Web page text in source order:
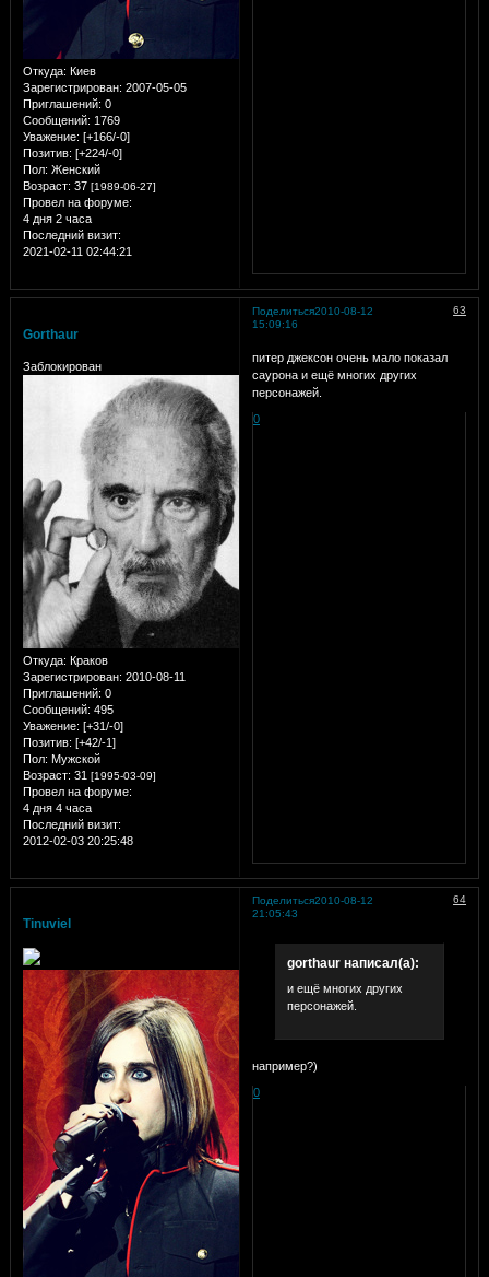
Откуда: Киев
Зарегистрирован: 2007-05-05
Приглашений: 0
Сообщений: 1769
Уважение: [+166/-0]
Позитив: [+224/-0]
Пол: Женский
Возраст: 37 [1989-06-27]
Провел на форуме:
4 дня 2 часа
Последний визит:
2021-02-11 02:44:21
Поделиться 63
2010-08-12
15:09:16
Gorthaur
Заблокирован
Откуда: Краков
Зарегистрирован: 2010-08-11
Приглашений: 0
Сообщений: 495
Уважение: [+31/-0]
Позитив: [+42/-1]
Пол: Мужской
Возраст: 31 [1995-03-09]
Провел на форуме:
4 дня 4 часа
Последний визит:
2012-02-03 20:25:48
питер джексон очень мало показал
саурона и ещё многих других
персонажей.
0
Поделиться 64
2010-08-12
21:05:43
Tinuviel
gorthaur написал(а):
и ещё многих других
персонажей.
например?)
0